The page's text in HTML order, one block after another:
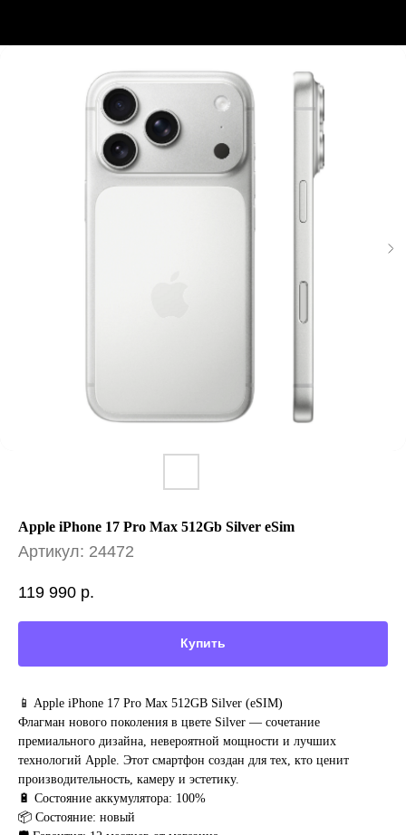
Apple iPhone 17 Pro Max 512Gb Silver eSim
Артикул: 24472
119 990 р.
Купить
📱 Apple iPhone 17 Pro Max 512GB Silver (eSIM)
Флагман нового поколения в цвете Silver — сочетание
премиального дизайна, невероятной мощности и лучших
технологий Apple. Этот смартфон создан для тех, кто ценит
производительность, камеру и эстетику.
🔋 Состояние аккумулятора: 100%
📦 Состояние: новый